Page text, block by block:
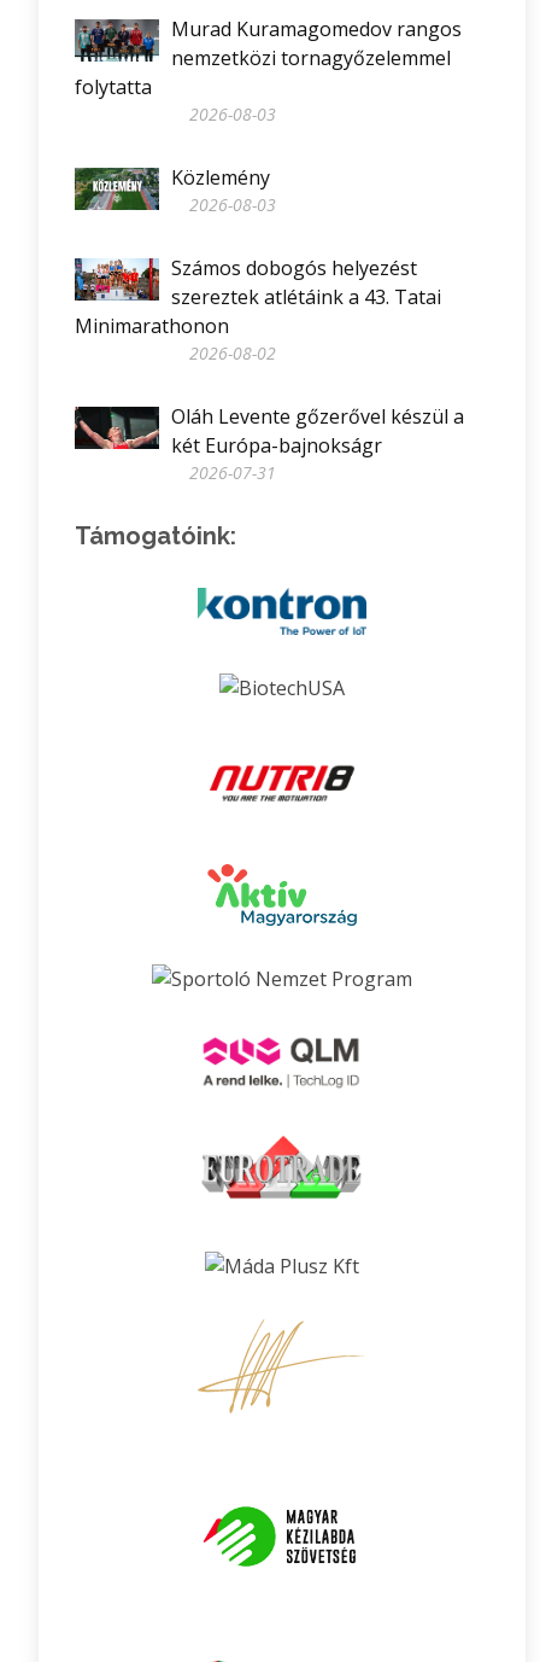
Murad Kuramagomedov rangos
nemzetközi tornagyőzelemmel
folytatta
2026-08-03
Közlemény
2026-08-03
Számos dobogós helyezést
szereztek atlétáink a 43. Tatai
Minimarathonon
2026-08-02
Oláh Levente gőzerővel készül a
két Európa-bajnokságr
2026-07-31
Támogatóink: